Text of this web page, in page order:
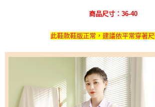
商品尺寸：36-40
此鞋款鞋版正常，建議依平常穿著